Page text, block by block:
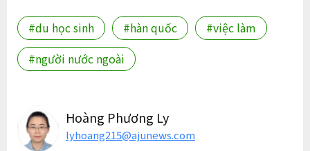
#du học sinh #hàn quốc
#việc làm
#người nước ngoài
Hoàng Phương Ly
lyhoang215@ajunews.com